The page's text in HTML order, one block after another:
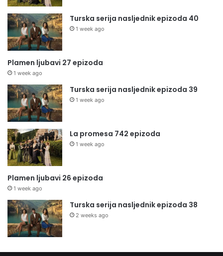
Turska serija nasljednik epizoda 40
1 week ago
Plamen ljubavi 27 epizoda
1 week ago
Turska serija nasljednik epizoda 39
1 week ago
La promesa 742 epizoda
1 week ago
Plamen ljubavi 26 epizoda
1 week ago
Turska serija nasljednik epizoda 38
2 weeks ago